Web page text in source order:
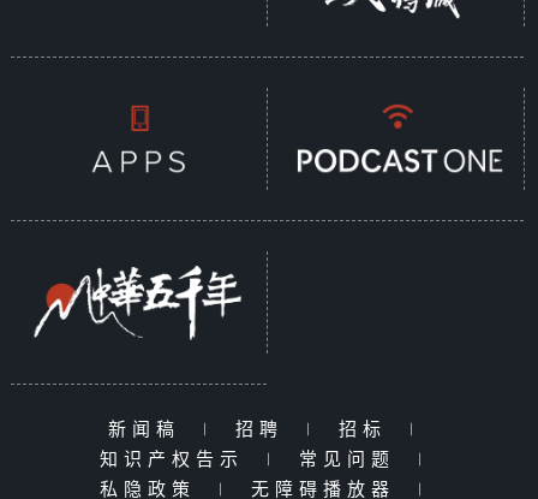
新闻稿 | 招聘 | 招标
|
知识产权告示
| 常见问题
|
私隐政策
| 无障碍播放器 |